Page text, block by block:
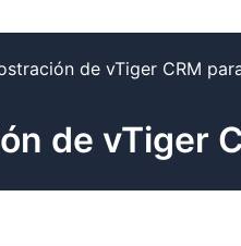
de vTiger CRM
de vTiger